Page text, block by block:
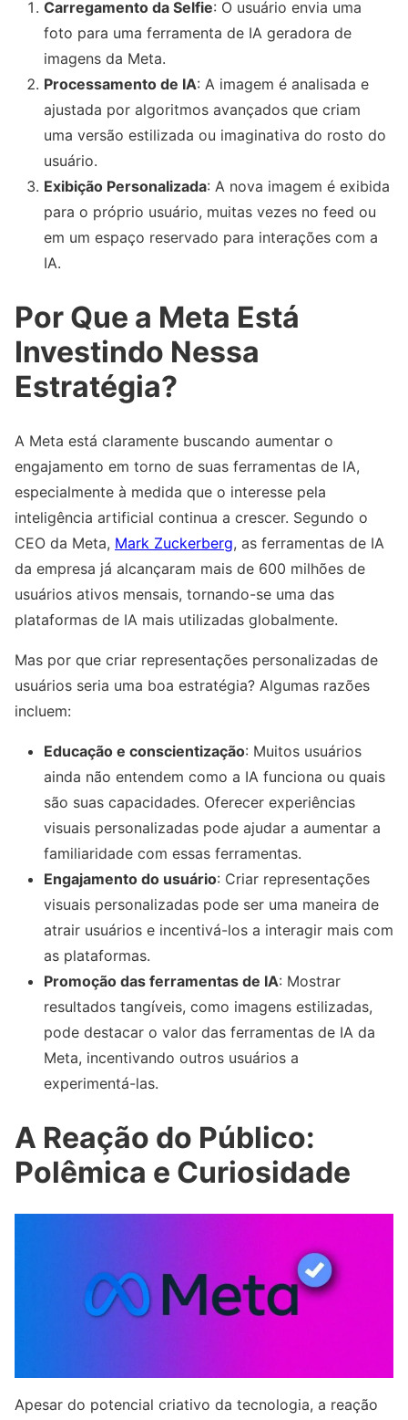
Carregamento da Selfie: O usuário envia uma
foto para uma ferramenta de IA geradora de
imagens da Meta.
Processamento de IA: A imagem é analisada e
ajustada por algoritmos avançados que criam
uma versão estilizada ou imaginativa do rosto do
usuário.
Exibição Personalizada: A nova imagem é exibida
para o próprio usuário, muitas vezes no feed ou
em um espaço reservado para interações com a
IA.
Por Que a Meta Está
Investindo Nessa
Estratégia?
A Meta está claramente buscando aumentar o
engajamento em torno de suas ferramentas de IA,
especialmente à medida que o interesse pela
inteligência artificial continua a crescer. Segundo o
CEO da Meta, Mark Zuckerberg, as ferramentas de IA
da empresa já alcançaram mais de 600 milhões de
usuários ativos mensais, tornando-se uma das
plataformas de IA mais utilizadas globalmente.
Mas por que criar representações personalizadas de
usuários seria uma boa estratégia? Algumas razões
incluem:
Educação e conscientização: Muitos usuários
ainda não entendem como a IA funciona ou quais
são suas capacidades. Oferecer experiências
visuais personalizadas pode ajudar a aumentar a
familiaridade com essas ferramentas.
Engajamento do usuário: Criar representações
visuais personalizadas pode ser uma maneira de
atrair usuários e incentivá-los a interagir mais com
as plataformas.
Promoção das ferramentas de IA: Mostrar
resultados tangíveis, como imagens estilizadas,
pode destacar o valor das ferramentas de IA da
Meta, incentivando outros usuários a
experimentá-las.
A Reação do Público:
Polêmica e Curiosidade
Apesar do potencial criativo da tecnologia, a reação